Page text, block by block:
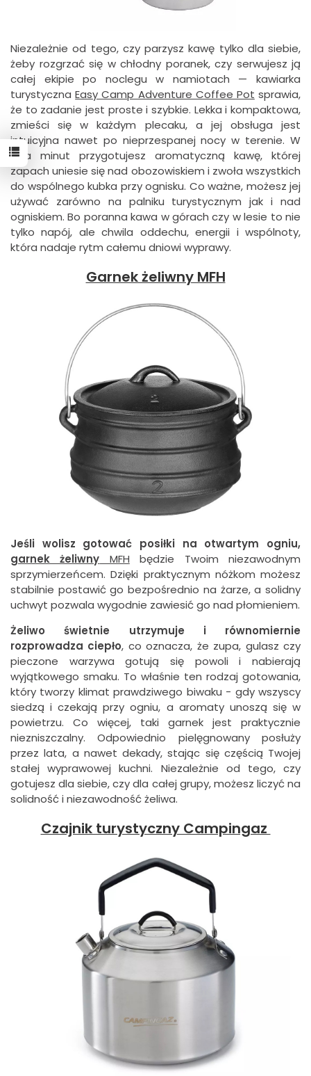
Niezależnie od tego, czy parzysz kawę tylko dla siebie,
żeby rozgrzać się w chłodny poranek, czy serwujesz ją
całej ekipie po noclegu w namiotach — kawiarka
turystycznaEasy Camp Adventure Coffee Pot sprawia,
że to zadanie jest proste i szybkie. Lekka i kompaktowa,
zmieści się w każdym plecaku, a jej obsługa jest
intuicyjna nawet po nieprzespanej nocy w terenie. W
kilka minut przygotujesz aromatyczną kawę, której
zapach uniesie się nad obozowiskiem i zwoła wszystkich
do wspólnego kubka przy ognisku. Co ważne, możesz jej
używać zarówno na palniku turystycznym jak i nad
ogniskiem. Bo poranna kawa w górach czy w lesie to nie
tylko napój, ale chwila oddechu, energii i wspólnoty,
która nadaje rytm całemu dniowi wyprawy.
Garnek żeliwny MFH
Jeśli wolisz gotować posiłki na otwartym ogniu,
garnek żeliwny MFH będzie Twoim niezawodnym
sprzymierzeńcem. Dzięki praktycznym nóżkom możesz
stabilnie postawić go bezpośrednio na żarze, a solidny
uchwyt pozwala wygodnie zawiesić go nad płomieniem.
Żeliwo świetnie utrzymuje i równomiernie
rozprowadza ciepło, co oznacza, że zupa, gulasz czy
pieczone warzywa gotują się powoli i nabierają
wyjątkowego smaku. To właśnie ten rodzaj gotowania,
który tworzy klimat prawdziwego biwaku - gdy wszyscy
siedzą i czekają przy ogniu, a aromaty unoszą się w
powietrzu. Co więcej, taki garnek jest praktycznie
niezniszczalny. Odpowiednio pielęgnowany posłuży
przez lata, a nawet dekady, stając się częścią Twojej
stałej wyprawowej kuchni. Niezależnie od tego, czy
gotujesz dla siebie, czy dla całej grupy, możesz liczyć na
solidność i niezawodność żeliwa.
Czajnik turystyczny Campingaz